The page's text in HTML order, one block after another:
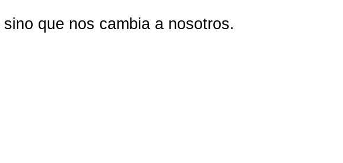
que nos cambia a nosotros.